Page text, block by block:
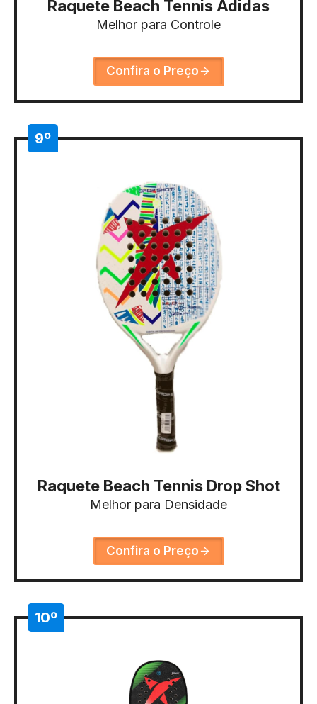
Raquete Beach Tennis Adidas
Melhor para Controle
Confira o Preço
9º
Raquete Beach Tennis Drop Shot
Melhor para Densidade
Confira o Preço
10º